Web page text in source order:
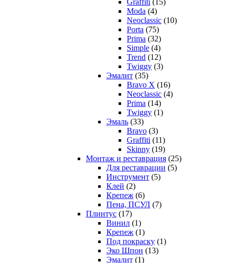
Moda (4)
Neoclassic (10)
Porta (75)
Prima (32)
Simple (4)
Trend (12)
Twiggy (3)
Эмалит (35)
Bravo X (16)
Neoclassic (4)
Prima (14)
Twiggy (1)
Эмаль (33)
Bravo (3)
Graffiti (11)
Skinny (19)
Монтаж и реставрация (25)
Для реставрации (5)
Инструмент (5)
Клей (2)
Крепеж (6)
Пена, ПСУЛ (7)
Плинтус (17)
Винил (1)
Крепеж (1)
Под покраску (1)
Эко Шпон (13)
Эмалит (1)